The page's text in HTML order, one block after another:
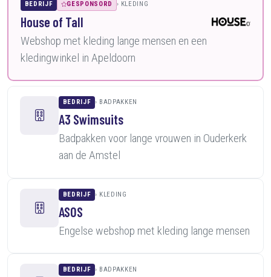
BEDRIJF GESPONSORD KLEDING
House of Tall
Webshop met kleding lange mensen en een
kledingwinkel in Apeldoorn
BEDRIJF BADPAKKEN
A3 Swimsuits
Badpakken voor lange vrouwen in Ouderkerk
aan de Amstel
BEDRIJF KLEDING
ASOS
Engelse webshop met kleding lange mensen
BEDRIJF BADPAKKEN